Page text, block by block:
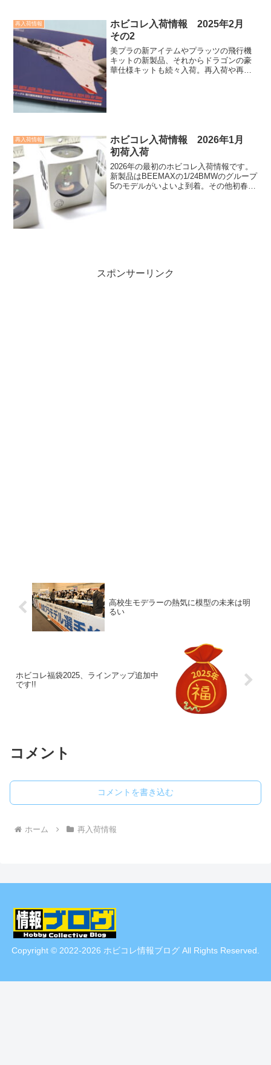
再入荷情報
ホビコレ入荷情報 2025年2月
その2
美プラの新アイテムやプラッツの飛行機
キットの新製品、それからドラゴンの豪
華仕様キットも続々入荷。再入荷や再生
再入荷情報
ホビコレ入荷情報 2026年1月
初荷入荷
2026年の最初のホビコレ入荷情報です。
新製品はBEEMAXの1/24BMWのグループ
5のモデルがいよいよ到着。その他初春に
スポンサーリンク
高校生モデラーの熱気に模型の未来は明
るい
ホビコレ福袋2025、ラインアップ追加中
です!!
コメント
コメントを書き込む
ホーム 再入荷情報
Copyright © 2022-2026 ホビコレ情報ブログ All Rights Reserved.